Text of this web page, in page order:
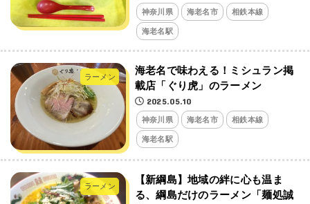
神奈川県 海老名市 相鉄本線
海老名駅
ラーメン
海老名で味わえる！ミシュラン掲
載店「ぐり虎」のラーメン
2025.05.10
神奈川県 海老名市 相鉄本線
海老名駅
ラーメン
【新綱島】地域の絆に心も温ま
る、綱島だけのラーメン「麺処誠